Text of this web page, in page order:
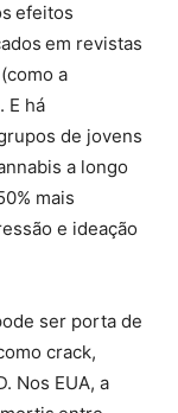
efeitos
em revistas
a
E há
de jovens
a longo
mais
e ideação
ser porta de
crack,
Nos EUA, a